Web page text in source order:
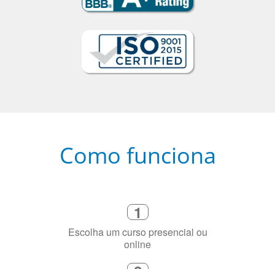
Como funciona
1
Escolha um curso presencial ou
online